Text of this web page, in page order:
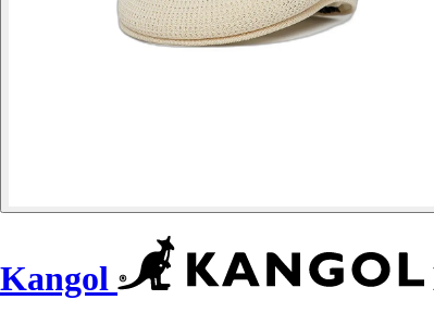
Kangol